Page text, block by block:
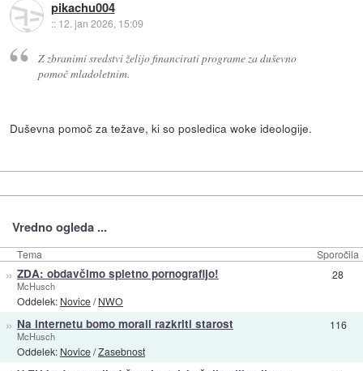
pikachu004
:: 12. jan 2026, 15:09
Z zbranimi sredstvi želijo financirati programe za duševno
pomoč mladoletnim.
Duševna pomoč za težave, ki so posledica woke ideologije.
Vredno ogleda ...
Tema Sporočila
» ZDA: obdavčimo spletno pornografijo!
McHusch
Oddelek: Novice/NWO
28
» Na internetu bomo morali razkriti starost
McHusch
Oddelek: Novice/Zasebnost
116